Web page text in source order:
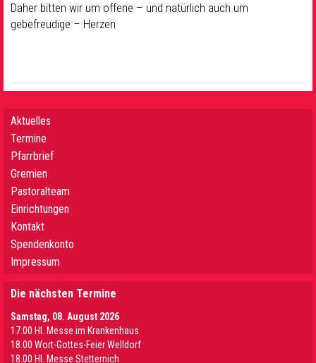
Daher bitten wir um offene – und natürlich auch um
gebefreudige – Herzen
Aktuelles
Termine
Pfarrbrief
Gremien
Pastoralteam
Einrichtungen
Kontakt
Spendenkonto
Impressum
Die nächsten Termine
Samstag, 08. August 2026
17.00 Hl. Messe im Krankenhaus
18.00 Wort-Gottes-Feier Welldorf
18.00 Hl. Messe Stetternich